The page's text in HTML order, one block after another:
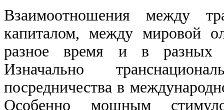
Взаимоотношения между
капиталом, между мировой
разное время и в разных
Изначально
посредничества в
Особенно мощным